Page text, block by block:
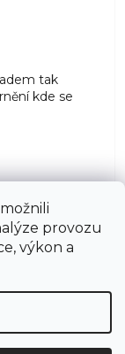
provozu
výkon a
tak
kde se
hvězdiček.
další hodnocení
práva